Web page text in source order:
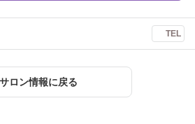
TEL
サロン情報に戻る